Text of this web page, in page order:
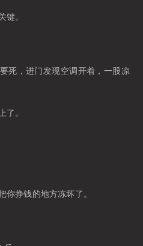
。
死，进门发现空调开着，一股凉
。
挣钱的地方冻坏了。